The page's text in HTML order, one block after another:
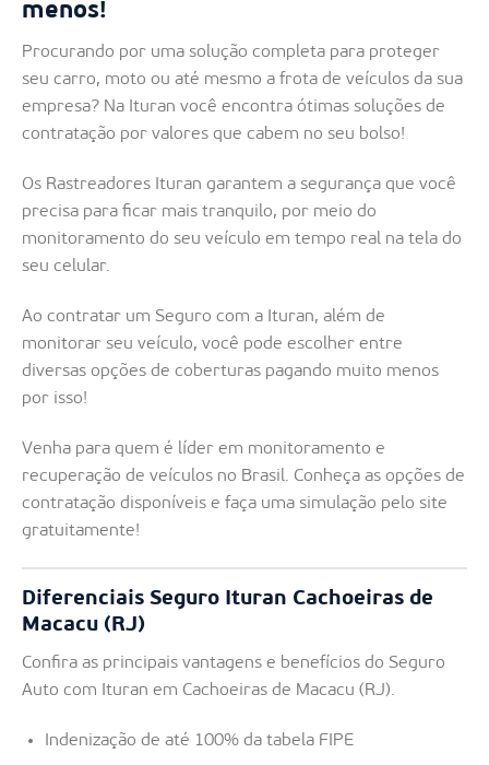
menos!
Procurando por uma solução completa para proteger
seu carro, moto ou até mesmo a frota de veículos da sua
empresa? Na Ituran você encontra ótimas soluções de
contratação por valores que cabem no seu bolso!
Os Rastreadores Ituran garantem a segurança que você
precisa para ficar mais tranquilo, por meio do
monitoramento do seu veículo em tempo real na tela do
seu celular.
Ao contratar um Seguro com a Ituran, além de
monitorar seu veículo, você pode escolher entre
diversas opções de coberturas pagando muito menos
por isso!
Venha para quem é líder em monitoramento e
recuperação de veículos no Brasil. Conheça as opções de
contratação disponíveis e faça uma simulação pelo site
gratuitamente!
Diferenciais Seguro Ituran Cachoeiras de
Macacu (RJ)
Confira as principais vantagens e benefícios do Seguro
Auto com Ituran em Cachoeiras de Macacu (RJ).
Indenização de até 100% da tabela FIPE